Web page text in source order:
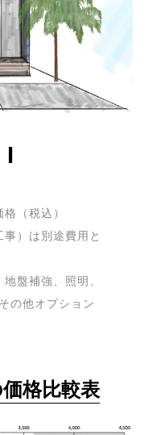
I
（税込）
）は別途費用と
盤補強、照明、
の他オプション
格比較表